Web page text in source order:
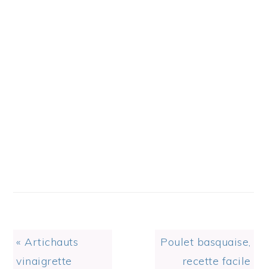
Previous
Post:
« Artichauts
vinaigrette
Next
Post:
Poulet basquaise,
recette facile